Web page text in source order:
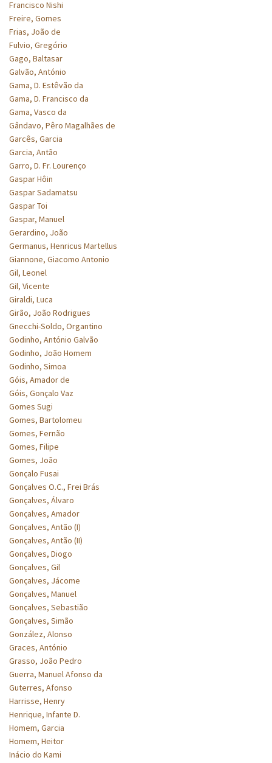
Francisco Nishi
Freire, Gomes
Frias, João de
Fulvio, Gregório
Gago, Baltasar
Galvão, António
Gama, D. Estêvão da
Gama, D. Francisco da
Gama, Vasco da
Gândavo, Pêro Magalhães de
Garcês, Garcia
Garcia, Antão
Garro, D. Fr. Lourenço
Gaspar Hôin
Gaspar Sadamatsu
Gaspar Toi
Gaspar, Manuel
Gerardino, João
Germanus, Henricus Martellus
Giannone, Giacomo Antonio
Gil, Leonel
Gil, Vicente
Giraldi, Luca
Girão, João Rodrigues
Gnecchi-Soldo, Organtino
Godinho, António Galvão
Godinho, João Homem
Godinho, Simoa
Góis, Amador de
Góis, Gonçalo Vaz
Gomes Sugi
Gomes, Bartolomeu
Gomes, Fernão
Gomes, Filipe
Gomes, João
Gonçalo Fusai
Gonçalves O.C., Frei Brás
Gonçalves, Álvaro
Gonçalves, Amador
Gonçalves, Antão (I)
Gonçalves, Antão (II)
Gonçalves, Diogo
Gonçalves, Gil
Gonçalves, Jácome
Gonçalves, Manuel
Gonçalves, Sebastião
Gonçalves, Simão
González, Alonso
Graces, António
Grasso, João Pedro
Guerra, Manuel Afonso da
Guterres, Afonso
Harrisse, Henry
Henrique, Infante D.
Homem, Garcia
Homem, Heitor
Inácio do Kami